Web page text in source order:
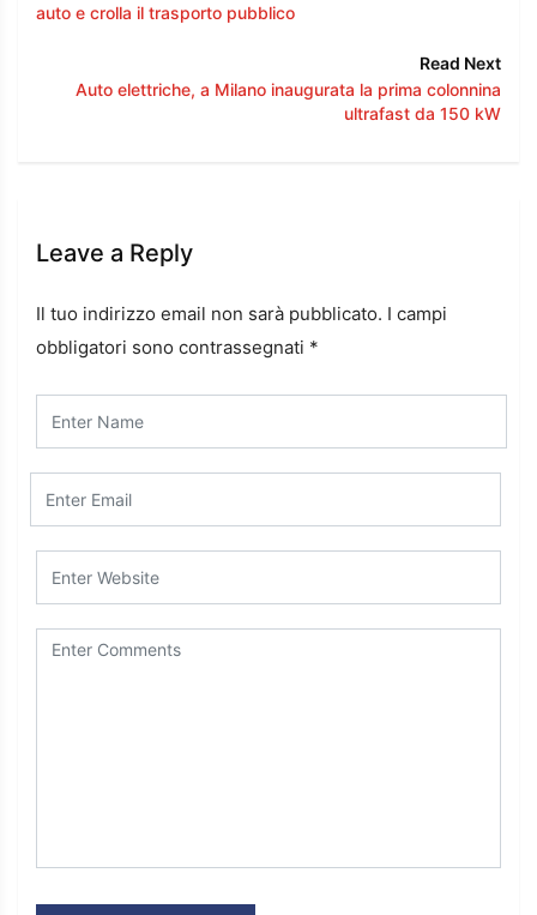
auto e crolla il trasporto pubblico
Read Next
Auto elettriche, a Milano inaugurata la prima colonnina
ultrafast da 150 kW
Leave a Reply
Il tuo indirizzo email non sarà pubblicato. I campi
obbligatori sono contrassegnati *